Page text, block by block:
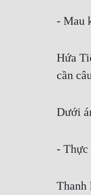
- Mau
Hứa
cần
Dưới
- Thực
Thanh